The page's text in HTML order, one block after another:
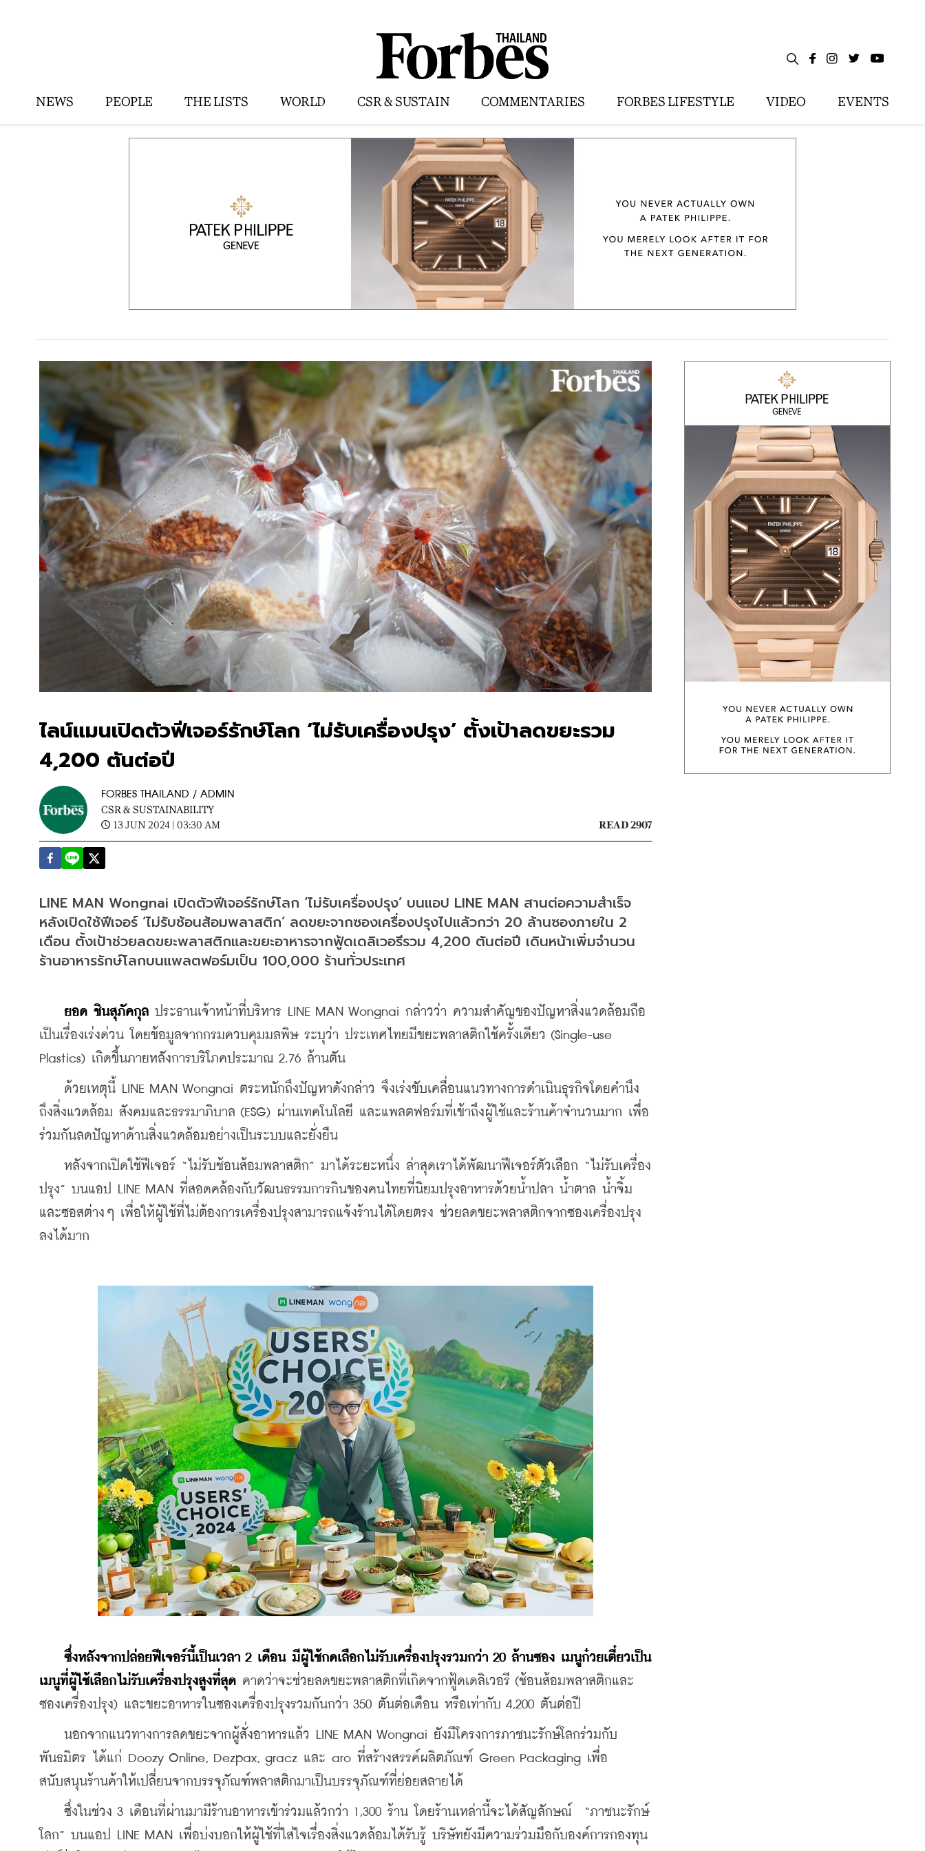
NEWS PEOPLE THE LISTS WORLD CSR & SUSTAIN COMMENTARIES FORBES LIFESTYLE VIDEO EVENTS
ไลน์แมนเปิดตัวฟีเจอร์รักษ์โลก ‘ไม่รับเครื่องปรุง’ ตั้งเป้าลดขยะรวม
4,200 ตันต่อปี
FORBES THAILAND / ADMIN
CSR & SUSTAINABILITY
13 JUN 2024 | 03:30 AM
READ 2907
LINE MAN Wongnai เปิดตัวฟีเจอร์รักษ์โลก ‘ไม่รับเครื่องปรุง’ บนแอป LINE MAN สานต่อความสำเร็จ
หลังเปิดใช้ฟีเจอร์ ‘ไม่รับช้อนส้อมพลาสติก’ ลดขยะจากซองเครื่องปรุงไปแล้วกว่า 20 ล้านซองภายใน 2
เดือน ตั้งเป้าช่วยลดขยะพลาสติกและขยะอาหารจากฟู้ดเดลิเวอรีรวม 4,200 ตันต่อปี เดินหน้าเพิ่มจำนวน
ร้านอาหารรักษ์โลกบนแพลตฟอร์มเป็น 100,000 ร้านทั่วประเทศ
ยอด ชินสุภัคกุล ประธานเจ้าหน้าที่บริหาร LINE MAN Wongnai กล่าวว่า ความสำคัญของปัญหาสิ่งแวดล้อมถือ
เป็นเรื่องเร่งด่วน โดยข้อมูลจากกรมควบคุมมลพิษ ระบุว่า ประเทศไทยมีขยะพลาสติกใช้ครั้งเดียว (Single-use
Plastics) เกิดขึ้นภายหลังการบริโภคประมาณ 2.76 ล้านตัน
ด้วยเหตุนี้ LINE MAN Wongnai ตระหนักถึงปัญหาดังกล่าว จึงเร่งขับเคลื่อนแนวทางการดำเนินธุรกิจโดยคำนึง
ถึงสิ่งแวดล้อม สังคมและธรรมาภิบาล (ESG) ผ่านเทคโนโลยี และแพลตฟอร์มที่เข้าถึงผู้ใช้และร้านค้าจำนวนมาก เพื่อ
ร่วมกันลดปัญหาด้านสิ่งแวดล้อมอย่างเป็นระบบและยั่งยืน
หลังจากเปิดใช้ฟีเจอร์ “ไม่รับช้อนส้อมพลาสติก” มาได้ระยะหนึ่ง ล่าสุดเราได้พัฒนาฟีเจอร์ตัวเลือก “ไม่รับเครื่อง
ปรุง” บนแอป LINE MAN ที่สอดคล้องกับวัฒนธรรมการกินของคนไทยที่นิยมปรุงอาหารด้วยน้ำปลา น้ำตาล น้ำจิ้ม
และซอสต่างๆ เพื่อให้ผู้ใช้ที่ไม่ต้องการเครื่องปรุงสามารถแจ้งร้านได้โดยตรง ช่วยลดขยะพลาสติกจากซองเครื่องปรุง
ลงได้มาก
ซึ่งหลังจากปล่อยฟีเจอร์นี้เป็นเวลา 2 เดือน มีผู้ใช้กดเลือกไม่รับเครื่องปรุงรวมกว่า 20 ล้านซอง เมนูก๋วยเตี๋ยวเป็น
เมนูที่ผู้ใช้เลือกไม่รับเครื่องปรุงสูงที่สุด คาดว่าจะช่วยลดขยะพลาสติกที่เกิดจากฟู้ดเดลิเวอรี (ช้อนส้อมพลาสติกและ
ซองเครื่องปรุง) และขยะอาหารในซองเครื่องปรุงรวมกันกว่า 350 ตันต่อเดือน หรือเท่ากับ 4,200 ตันต่อปี
นอกจากแนวทางการลดขยะจากผู้สั่งอาหารแล้ว LINE MAN Wongnai ยังมีโครงการภาชนะรักษ์โลกร่วมกับ
พันธมิตร ได้แก่ Doozy Online, Dezpax, gracz และ aro ที่สร้างสรรค์ผลิตภัณฑ์ Green Packaging เพื่อ
สนับสนุนร้านค้าให้เปลี่ยนจากบรรจุภัณฑ์พลาสติกมาเป็นบรรจุภัณฑ์ที่ย่อยสลายได้
ซึ่งในช่วง 3 เดือนที่ผ่านมามีร้านอาหารเข้าร่วมแล้วกว่า 1,300 ร้าน โดยร้านเหล่านี้จะได้สัญลักษณ์  “ภาชนะรักษ์
โลก” บนแอป LINE MAN เพื่อบ่งบอกให้ผู้ใช้ที่ใส่ใจเรื่องสิ่งแวดล้อมได้รับรู้ บริษัทยังมีความร่วมมือกับองค์การกองทุน